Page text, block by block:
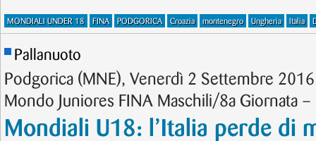
MONDIALI UNDER 18 FINA PODGORICA Croazia montenegro Ungheria Italia
Pallanuoto
Podgorica (MNE), Venerdì 2 Settembre
Mondo Juniores FINA Maschili/8a Giornata –
Mondiali U18: l’Italia perde di